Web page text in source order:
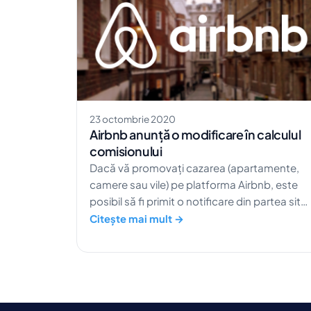
23 octombrie 2020
Airbnb anunță o modificare în calculul
comisionului
Dacă vă promovați cazarea (apartamente,
camere sau vile) pe platforma Airbnb, este
posibil să fi primit o notificare din partea
ului despre modificarea structurii taxei de
Începând cu 7.12.2020, Airbnb a anunțat o
Citește mai mult →